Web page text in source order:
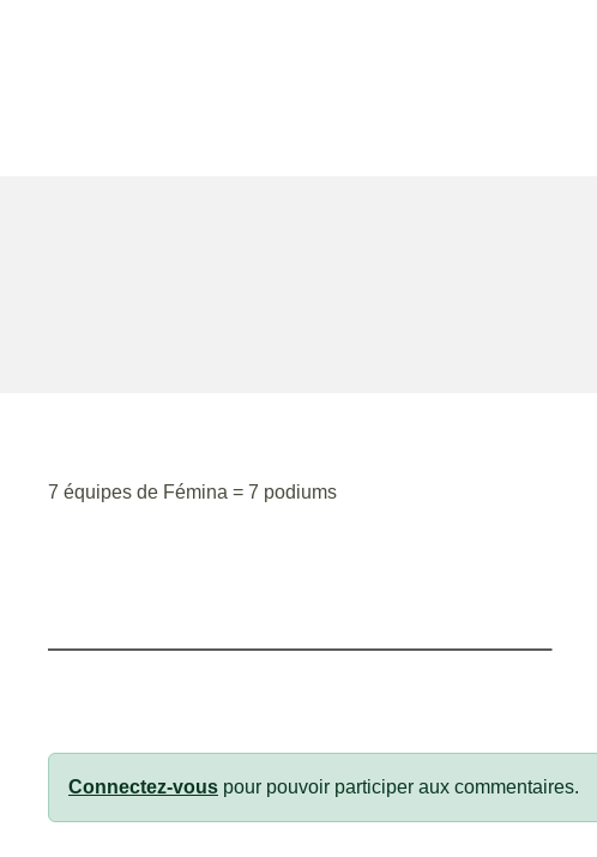
7 équipes de Fémina = 7 podiums
Connectez-vous pour pouvoir participer aux commentaires.